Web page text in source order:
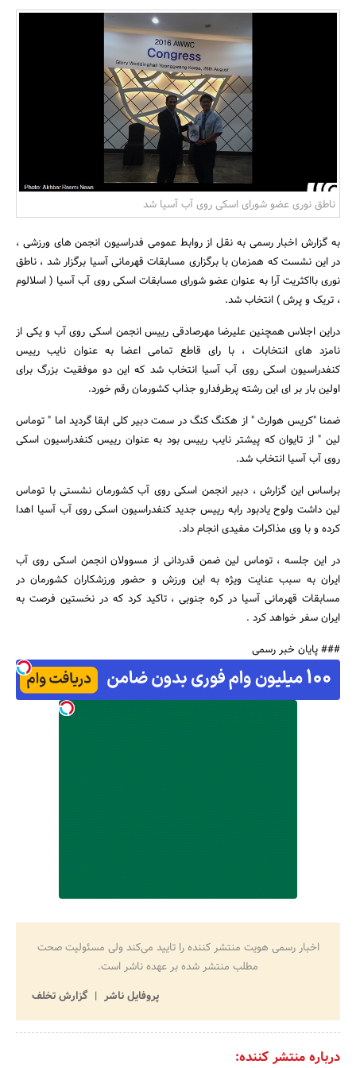
بانک، بیمه و سرمایه
مسکن و ساختمان
ناطق‌ نوری عضو شورای اسکی روی آب آسیا شد
به گزارش اخبار رسمی به نقل از روابط عمومی فدراسیون انجمن های ورزشی ،
در این نشست که همزمان با برگزاری مسابقات قهرمانی آسیا برگزار شد ، ناطق
نوری بااکثریت آرا به عنوان عضو شورای مسابقات اسکی روی آب آسیا ( اسلالوم
، تریک و پرش ) انتخاب شد.
دراین اجلاس همچنین علیرضا مهرصادقی رییس انجمن اسکی روی آب و یکی از
نامزد های انتخابات ، با رای قاطع تمامی اعضا به عنوان نایب رییس
کنفدراسیون اسکی روی آب آسیا انتخاب شد که این دو موفقیت بزرگ برای
اولین بار بر ای این رشته پرطرفدارو جذاب کشورمان رقم خورد.
ضمنا "کریس هوارث " از هکنگ کنگ در سمت دبیر کلی ابقا گردید اما " توماس
لین " از تایوان که پیشتر نایب رییس بود به عنوان رییس کنفدراسیون اسکی
روی آب آسیا انتخاب شد.
براساس این گزارش ، دبیر انجمن اسکی روی آب کشورمان نشستی با توماس
لین داشت ولوح یادبود رابه رییس جدید کنفدراسیون اسکی روی آب آسیا اهدا
کرده و با وی مذاکرات مفیدی انجام داد.
در این جلسه ، توماس لین ضمن قدردانی از مسوولان انجمن اسکی روی آب
ایران به سبب عنایت ویژه به این ورزش و حضور ورزشکاران کشورمان در
مسابقات قهرمانی آسیا در کره جنوبی ، تاکید کرد که در نخستین فرصت به
ایران سفر خواهد کرد .
### پایان خبر رسمی
اخبار رسمی هویت منتشر کننده را تایید می‌کند ولی مسئولیت صحت
مطلب منتشر شده بر عهده ناشر است.
پروفایل ناشر
گزارش تخلف
درباره منتشر کننده: